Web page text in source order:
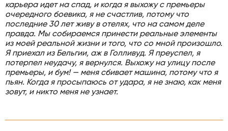
карьера идет на спад, и когда я выхожу с премьеры
очередного боевика, я не счастлив, потому что
последние 30 лет живу в отелях, что на самом деле
правда. Мы собираемся принести реальные элементы
из моей реальной жизни и того, что со мной произошло.
Я приехал из Бельгии, аж в Голливуд. Я преуспел, я
потерпел неудачу, я вернулся. Выхожу на улицу после
премьеры, и бум! — меня сбивает машина, потому что я
пьян. Когда я просыпаюсь от удара, я не знаю, как меня
зовут, и никто меня не узнает.